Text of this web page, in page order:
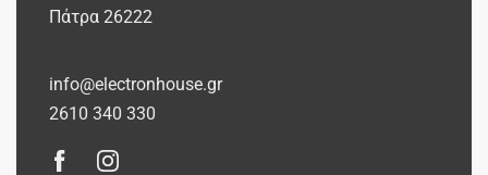
Πάτρα 26222
info@electronhouse.gr
2610 340 330